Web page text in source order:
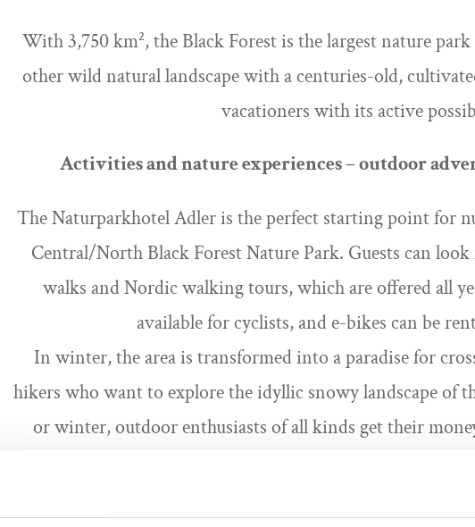
With 3,750 km², the Black Forest is the largest nature
other wild natural landscape with a centuries-old,
vacationers with its active
Activities and nature experiences – outdoor
The Naturparkhotel Adler is the perfect starting point for
Central/North Black Forest Nature Park. Guests can
walks and Nordic walking tours, which are offered all
available for cyclists, and e-bikes can be
In winter, the area is transformed into a paradise for
hikers who want to explore the idyllic snowy landscape of
or winter, outdoor enthusiasts of all kinds get their